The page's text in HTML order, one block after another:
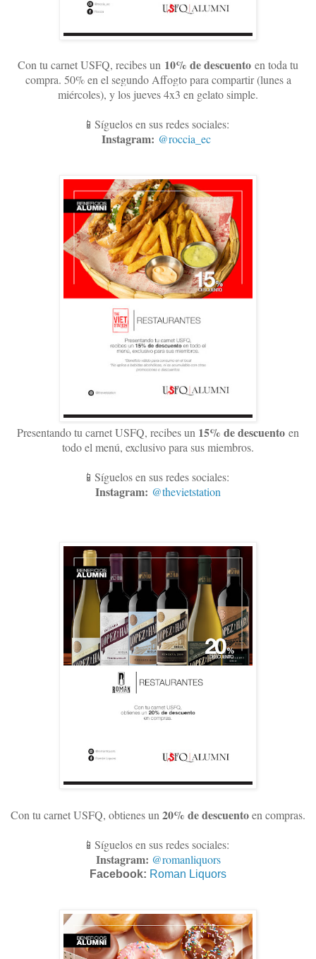
Con tu carnet USFQ, recibes un 10% de descuento en toda tu
compra. 50% en el segundo Affogto para compartir (lunes a
miércoles), y los jueves 4x3 en gelato simple.
📱Síguelos en sus redes sociales:
Instagram: @roccia_ec
Presentando tu carnet USFQ, recibes un 15% de descuento en
todo el menú, exclusivo para sus miembros.
📱Síguelos en sus redes sociales:
Instagram: @thevietstation
Con tu carnet USFQ, obtienes un20% de descuentoen compras.
📱Síguelos en sus redes sociales:
Instagram: @romanliquors
Facebook: Roman Liquors